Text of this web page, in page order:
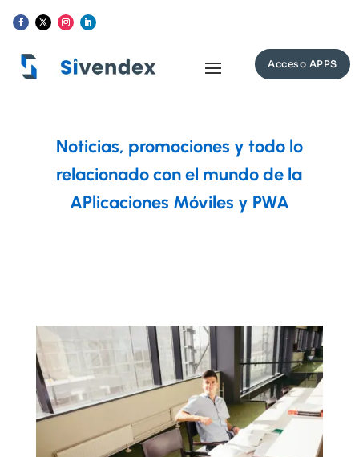
Acceso APPS
Noticias, promociones y todo lo
relacionado con el mundo de la
APlicaciones Móviles y PWA